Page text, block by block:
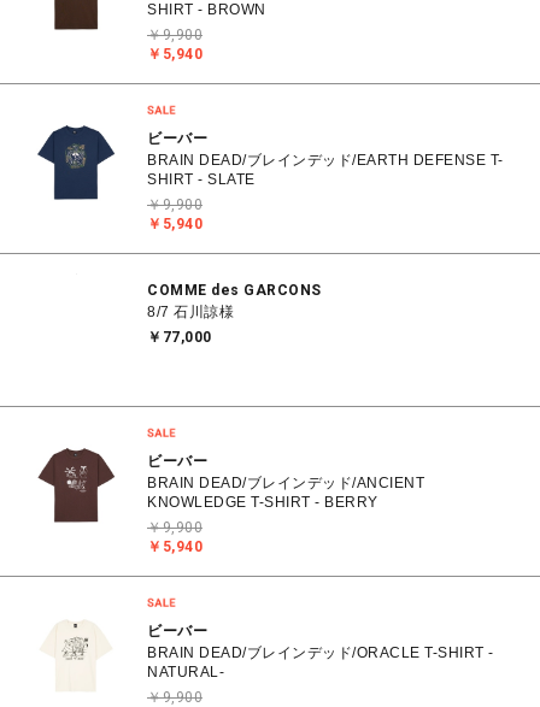
SHIRT - BROWN
￥5,940
￥9,900
ビーバー
BRAIN DEAD/ブレインデッド/EARTH DEFENSE T-
SHIRT - SLATE
￥5,940
￥9,900
COMME des GARCONS
8/7 石川諒様
￥77,000
ビーバー
BRAIN DEAD/ブレインデッド/ANCIENT
KNOWLEDGE T-SHIRT - BERRY
￥5,940
￥9,900
ビーバー
BRAIN DEAD/ブレインデッド/ORACLE T-SHIRT -
NATURAL-
￥9,900